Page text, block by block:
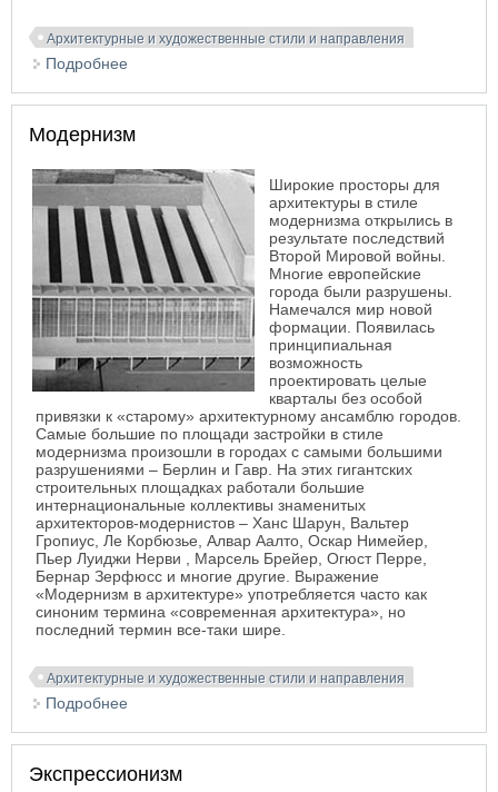
Архитектурные и художественные стили и направления
Подробнее
Модернизм
Широкие просторы для
архитектуры в стиле
модернизма открылись в
результате последствий
Второй Мировой войны.
Многие европейские
города были разрушены.
Намечался мир новой
формации. Появилась
принципиальная
возможность
проектировать целые
кварталы без особой
привязки к «старому» архитектурному ансамблю городов.
Самые большие по площади застройки в стиле
модернизма произошли в городах с самыми большими
разрушениями – Берлин и Гавр. На этих гигантских
строительных площадках работали большие
интернациональные коллективы знаменитых
архитекторов-модернистов – Ханс Шарун, Вальтер
Гропиус, Ле Корбюзье, Алвар Аалто, Оскар Нимейер,
Пьер Луиджи Нерви , Марсель Брейер, Огюст Перре,
Бернар Зерфюсс и многие другие. Выражение
«Модернизм в архитектуре» употребляется часто как
синоним термина «современная архитектура», но
последний термин все-таки шире.
Архитектурные и художественные стили и направления
Подробнее
Экспрессионизм